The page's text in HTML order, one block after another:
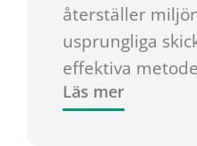
återställer
usprungliga
effektiva
Läs mer